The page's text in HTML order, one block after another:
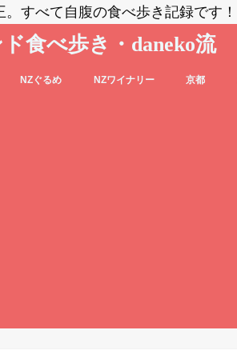
すべて自腹の食べ歩き記録です！
食べ歩き・daneko流
NZぐるめ NZワイナリー 京都